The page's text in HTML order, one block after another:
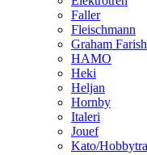
Faller
Fleischmann
Graham Farish
HAMO
Heki
Heljan
Hornby
Italeri
Jouef
Kato/